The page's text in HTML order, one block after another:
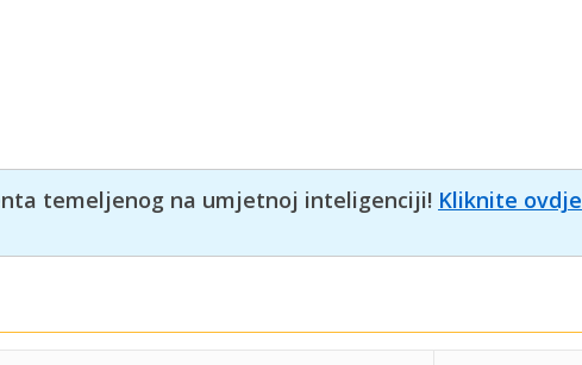
temeljenog na umjetnoj inteligenciji! Kliknite ovdje